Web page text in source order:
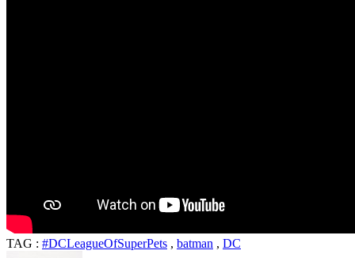
TAG : #DCLeagueOfSuperPets , batman , DC